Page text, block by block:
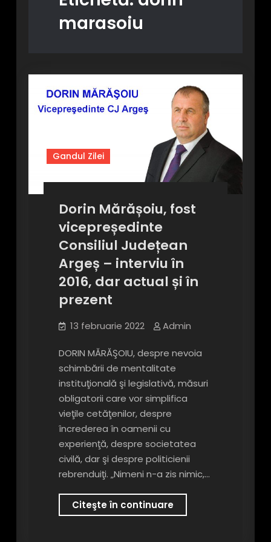
marasoiu
Gandul Zilei
Dorin Mărășoiu, fost
vicepreședinte
Consiliul Județean
Argeș – interviu în
2016, dar actual și în
prezent
13 februarie 2022 Admin
DORIN MĂRĂŞOIU, despre nevoia
schimbării de mentalitate
instituţională şi legislativă, măsuri
obligatorii care vor simplifica
vieţile cetăţenilor, despre
încrederea în oamenii cu
experienţă, despre societatea
civilă, dar şi despre politicienii
rebrenduiţi. „Nimeni n-a zis nimic,…
Citeşte în continuareDorin
Mărășoiu,